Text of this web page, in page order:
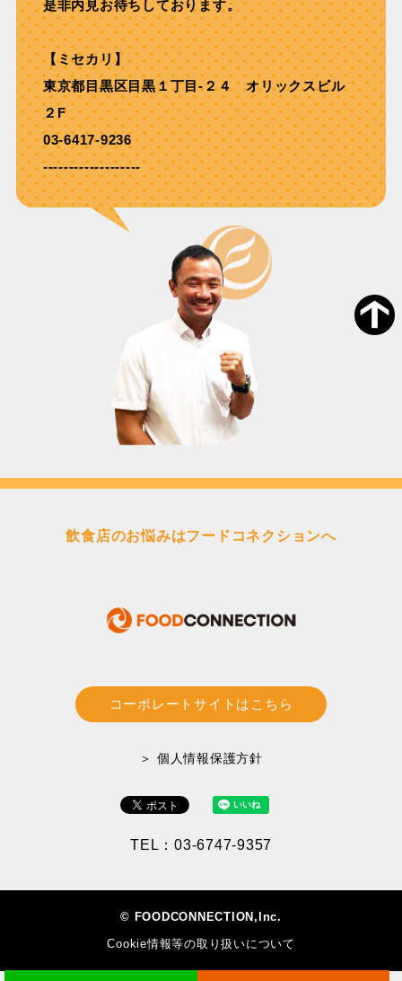
是非内見お待ちしております。
【ミセカリ】
東京都目黒区目黒１丁目-２４ オリックスビル
２F
03-6417-9236
-------------------
飲食店のお悩みはフードコネクションへ
コーポレートサイトはこちら
＞ 個人情報保護方針
TEL：03-6747-9357
© FOODCONNECTION,Inc.
Cookie情報等の取り扱いについて